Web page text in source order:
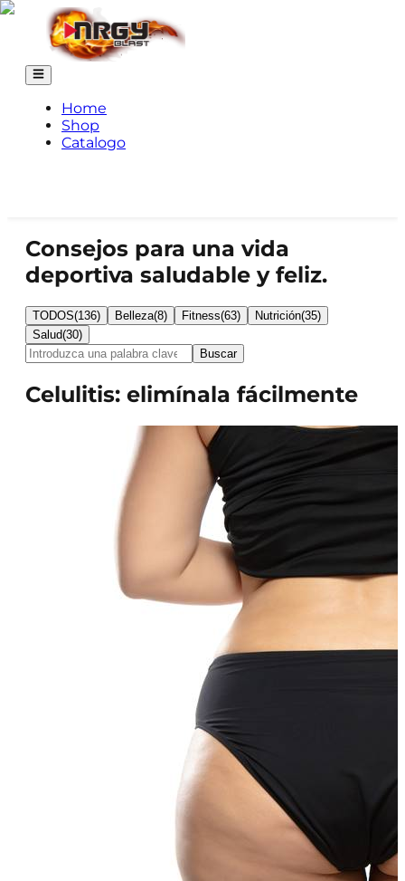
Home
Shop
Catalogo
Consejos para una vida
deportiva saludable y feliz.
TODOS(136) Belleza(8) Fitness(63) Nutrición(35)
Salud(30)
Buscar
Celulitis: elimínala fácilmente